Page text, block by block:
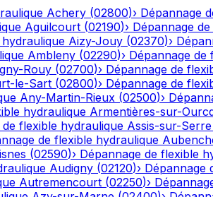
Achery (02800)› Dépannage
Aguilcourt (02190)› Dépannage
Aizy-Jouy (02370)›
Ambleny (02290)› Dépannage de
Rouy (02700)› Dépannage de
le-Sart (02800)› Dépannage de
Any-Martin-Rieux (02500)›
hydraulique Armentières-sur-
de flexible hydraulique Assis-sur-Serre
de flexible hydraulique
(02590)› Dépannage de flexible
Audigny (02120)› Dépannage
Autremencourt (02250)›